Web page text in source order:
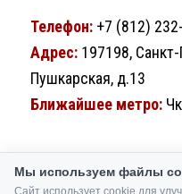
Телефон:+7 (812)
Адрес:197198, Санкт-
Пушкарская, д.13
Ближайшее метро:
Мы используем файлы
Сайт использует cookie для